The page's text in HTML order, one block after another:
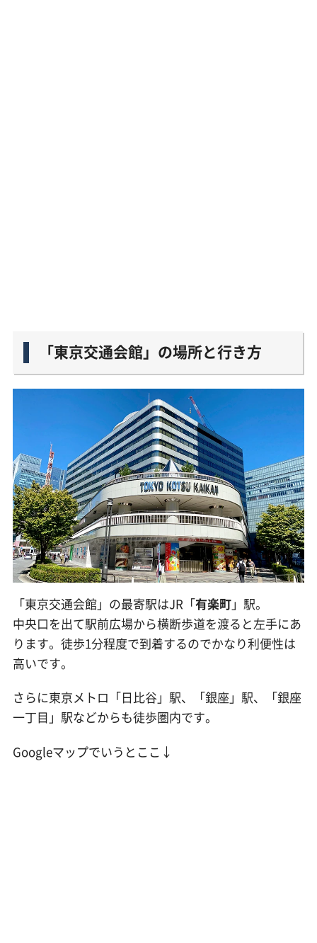
「東京交通会館」の場所と行き方
「東京交通会館」の最寄駅はJR「有楽町」駅。
中央口を出て駅前広場から横断歩道を渡ると左手にあ
ります。徒歩1分程度で到着するのでかなり利便性は
高いです。
さらに東京メトロ「日比谷」駅、「銀座」駅、「銀座
一丁目」駅などからも徒歩圏内です。
Googleマップでいうとここ↓